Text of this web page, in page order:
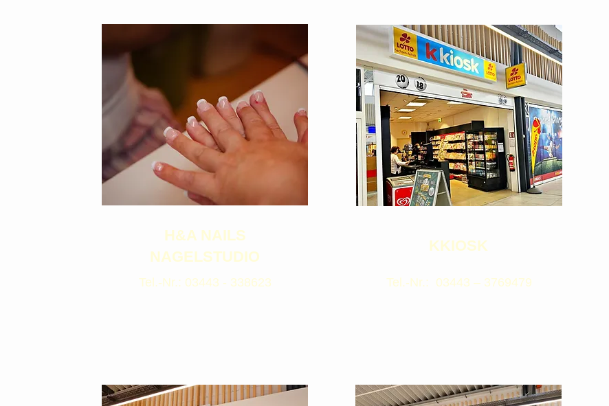
H&A NAILS
NAGELSTUDIO
Tel.-Nr.: 03443 - 338623
KKIOSK
Tel.-Nr.: 03443 – 3769479